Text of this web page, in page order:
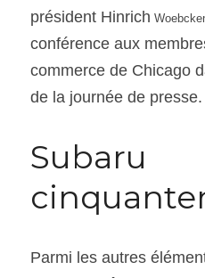
président Hinrich
conférence aux
commerce de Chicago
de la journée de presse.
Subaru
Parmi les autres